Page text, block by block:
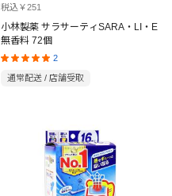
税込￥251
小林製薬 サラサーティSARA・LI・E
無香料 72個
2
通常配送 / 店舗受取